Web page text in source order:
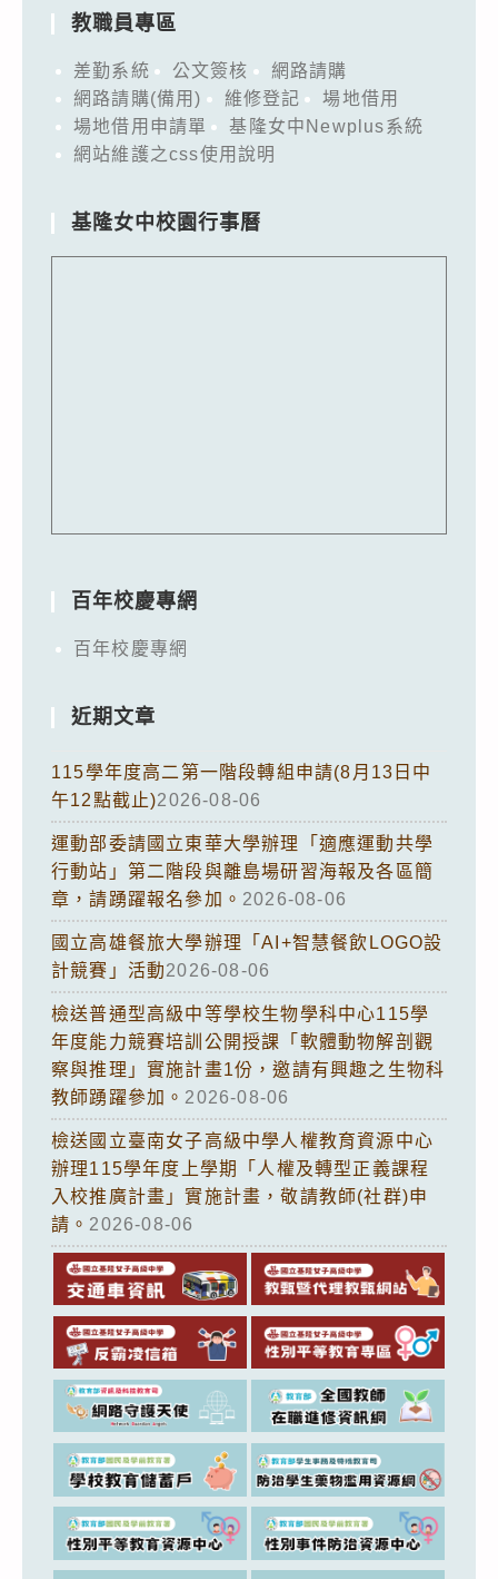
教職員專區
差勤系統 公文簽核
網路請購
網路請購(備用)
維修登記
場地借用
場地借用申請單
基隆女中Newplus系統
網站維護之css使用說明
基隆女中校園行事曆
百年校慶專網
百年校慶專網
近期文章
115學年度高二第一階段轉組申請(8月13日中
午12點截止)2026-08-06
運動部委請國立東華大學辦理「適應運動共學
行動站」第二階段與離島場研習海報及各區簡
章，請踴躍報名參加。 2026-08-06
國立高雄餐旅大學辦理「AI+智慧餐飲LOGO設
計競賽」活動2026-08-06
檢送普通型高級中等學校生物學科中心115學
年度能力競賽培訓公開授課「軟體動物解剖觀
察與推理」實施計畫1份，邀請有興趣之生物科
教師踴躍參加。 2026-08-06
檢送國立臺南女子高級中學人權教育資源中心
辦理115學年度上學期「人權及轉型正義課程
入校推廣計畫」實施計畫，敬請教師(社群)申
請。 2026-08-06